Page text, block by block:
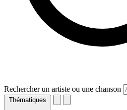
Rechercher un artiste ou une chanson
Thématiques